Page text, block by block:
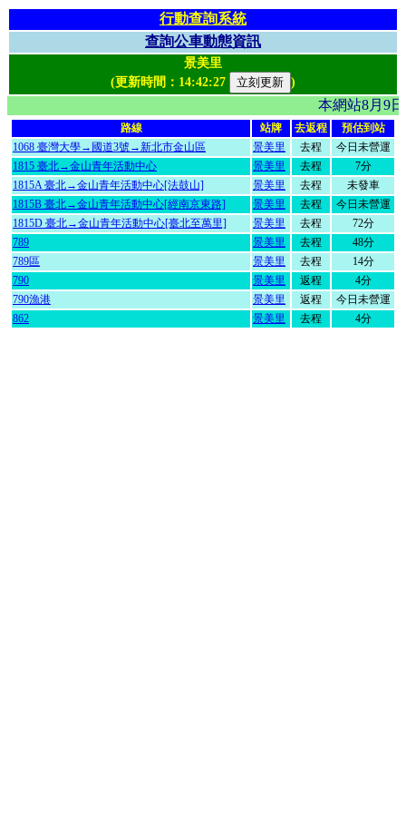
行動查詢系統
查詢公車動態資訊
景美里
(更新時間： 14:42:27 )
本網站8月9
路線 站牌 去返程
預估到站
1068 臺灣大學→國道3號→新北市金山區
景美里 去程
今日未營運
1815 臺北→金山青年活動中心
景美里 去程
7分
1815A 臺北→金山青年活動中心[法鼓山]
景美里 去程
未發車
1815B 臺北→金山青年活動中心[經南京東路]
景美里 去程
今日未營運
1815D 臺北→金山青年活動中心[臺北至萬里]
景美里 去程
72分
789
景美里 去程
48分
789區
景美里 去程
14分
790
景美里 返程
4分
790漁港
景美里 返程
今日未營運
862
景美里 去程 4分